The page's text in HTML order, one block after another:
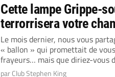
Cette lampe Grippe-
terrorrisera votre
Le mois dernier, nous vous
« ballon » qui promettait de
frayeurs… mais que diriez-vous
par Club Stephen King